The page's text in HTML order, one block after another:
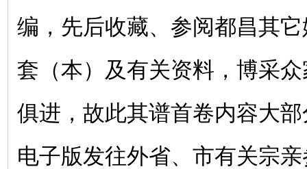
编，先后收藏、参阅都昌其
套（本）及有关资料，博采
俱进，故此其谱首卷内容大
电子版发往外省、市有关宗